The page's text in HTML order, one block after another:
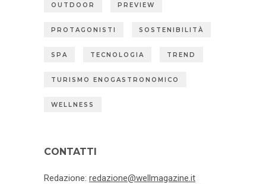
OUTDOOR PREVIEW
PROTAGONISTI SOSTENIBILITÀ
SPA TECNOLOGIA TREND
TURISMO ENOGASTRONOMICO
WELLNESS
CONTATTI
Redazione: redazione@wellmagazine.it